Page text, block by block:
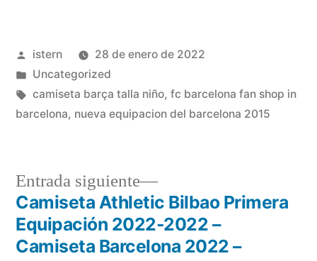
Publicado
por
istern
28 de enero de 2022
Publicado
en
Uncategorized
Etiquetas:
camiseta barça talla niño, fc barcelona fan shop in
barcelona, nueva equipacion del barcelona 2015
Navegación
de
Entrada siguiente
Entrada
siguiente:
Camiseta Athletic Bilbao Primera
Equipación 2022-2022 –
Camiseta Barcelona 2022 –